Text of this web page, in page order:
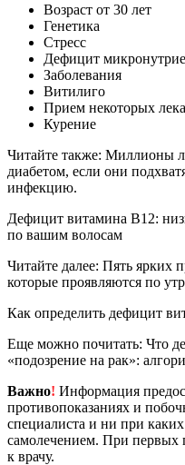
Возраст от 30 лет
Генетика
Стресс
Дефицит
Заболевания
Витилиго
Прием некоторых
Курение
Читайте также: Миллионы
диабетом, если они
инфекцию.
Дефицит витамина B12:
по вашим волосам
Читайте далее: Пять ярких
которые проявляются по
Как определить дефицит
Еще можно почитать: Что
«подозрение на рак»:
Важно! Информация
противопоказаниях и
специалиста и ни при каких
самолечением. При первых
к врачу.